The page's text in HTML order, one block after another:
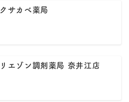
クサカベ薬局
リエゾン調剤薬局 奈井江店